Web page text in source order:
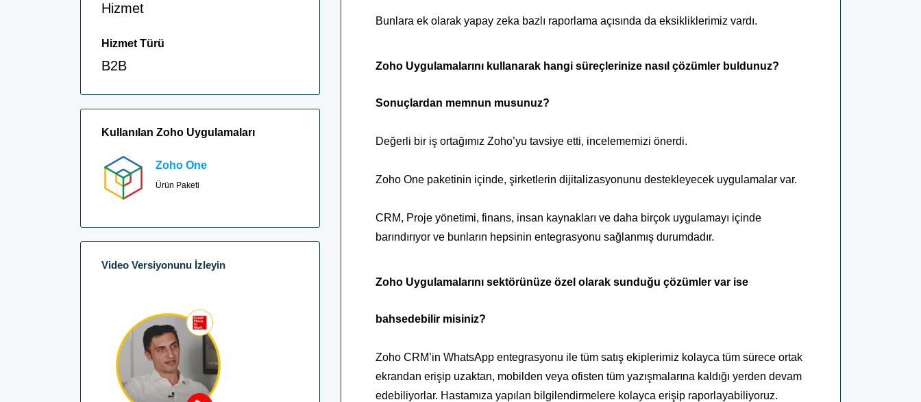
Hizmet
Hizmet Türü
B2B
Kullanılan Zoho Uygulamaları
Zoho One
Ürün Paketi
Video Versiyonunu İzleyin
Bunlara ek olarak yapay zeka bazlı raporlama açısında da eksikliklerimiz vardı.
Zoho Uygulamalarını kullanarak hangi süreçlerinize nasıl çözümler buldunuz?
Sonuçlardan memnun musunuz?
Değerli bir iş ortağımız Zoho’yu tavsiye etti, incelememizi önerdi.
Zoho One paketinin içinde, şirketlerin dijitalizasyonunu destekleyecek uygulamalar var.
CRM, Proje yönetimi, finans, insan kaynakları ve daha birçok uygulamayı içinde
barındırıyor ve bunların hepsinin entegrasyonu sağlanmış durumdadır.
Zoho Uygulamalarını sektörünüze özel olarak sunduğu çözümler var ise
bahsedebilir misiniz?
Zoho CRM’in WhatsApp entegrasyonu ile tüm satış ekiplerimiz kolayca tüm sürece ortak
ekrandan erişip uzaktan, mobilden veya ofisten tüm yazışmalarına kaldığı yerden devam
edebiliyorlar. Hastamıza yapılan bilgilendirmelere kolayca erişip raporlayabiliyoruz.